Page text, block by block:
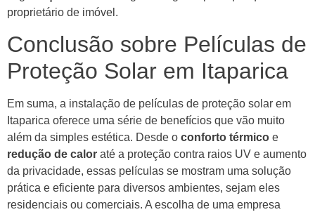
proprietário de imóvel.
Conclusão sobre Películas de
Proteção Solar em Itaparica
Em suma, a instalação de películas de proteção solar em
Itaparica oferece uma série de benefícios que vão muito
além da simples estética. Desde o conforto térmico e
redução de calor até a proteção contra raios UV e aumento
da privacidade, essas películas se mostram uma solução
prática e eficiente para diversos ambientes, sejam eles
residenciais ou comerciais. A escolha de uma empresa